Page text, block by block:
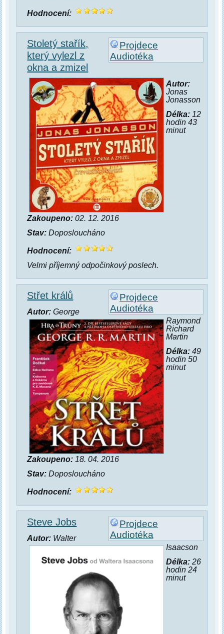
Hodnocení:
Projdece
Audiotéka
Stoletý stařík,
který vylezl z
okna a zmizel
Autor:
Jonas
Jonasson
Délka:12
hodin 43
minut
Zakoupeno: 02. 12. 2016
Stav: Doposloucháno
Hodnocení:
Velmi příjemný odpočinkový poslech.
Projdece
Audiotéka
Střet králů
Autor: George
Raymond
Richard
Martin
Délka:49
hodin 50
minut
Zakoupeno: 18. 04. 2016
Stav: Doposloucháno
Hodnocení:
Projdece
Audiotéka
Steve Jobs
Autor: Walter
Isaacson
Délka:26
hodin 24
minut